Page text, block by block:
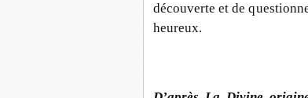
découverte et de
heureux.